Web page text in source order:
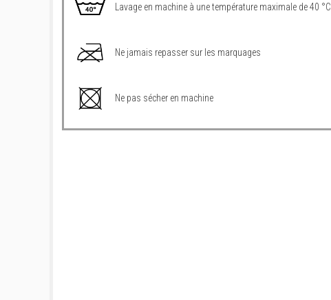
Lavage en machine à une température maximale de 40 °C
Ne jamais repasser sur les marquages
Ne pas sécher en machine